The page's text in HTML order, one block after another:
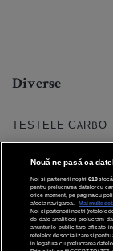
Diverse
TESTELE GARBO
HOROSCOP
HOROSCOPUL
FORUMURI
Nouă ne pasă ca
Noi și partenerii noștri 610
pentru prelucrarea datelor cu
orice moment, pe pagina cu
afecta navigarea.
Mai multe
Noi si partenerii nostri (retelele
de date analitice) prelucram
anunturile publicitare afisate
retelelor de socializare si pentru
in legatura cu prelucrarea